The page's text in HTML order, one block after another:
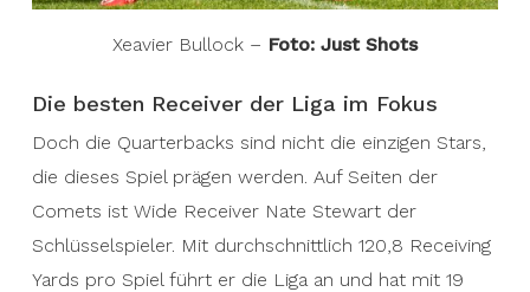
Xeavier Bullock – Foto: Just Shots
Die besten Receiver der Liga im Fokus
Doch die Quarterbacks sind nicht die einzigen Stars,
die dieses Spiel prägen werden. Auf Seiten der
Comets ist Wide Receiver Nate Stewart der
Schlüsselspieler. Mit durchschnittlich 120,8 Receiving
Yards pro Spiel führt er die Liga an und hat mit 19